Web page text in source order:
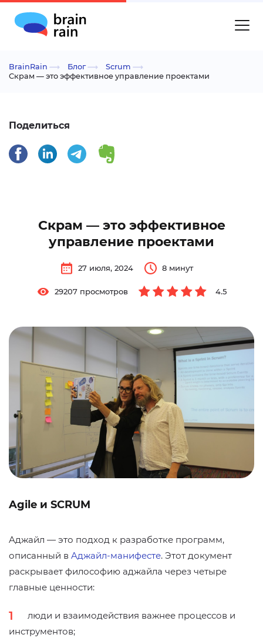
BrainRain Блог
Scrum
Скрам — это эффективное управление проектами
Скрам — это эффективное
управление проектами
27 июля, 2024 8 минут
29207 просмотров 4.5
Agile и SCRUM
Aджайл — это подход к разработке программ,
описанный в Aджайл-манифесте. Этот документ
раскрывает философию аджайла через четыре
главные ценности:
люди и взаимодействия важнее процессов и
инструментов;
Поделиться